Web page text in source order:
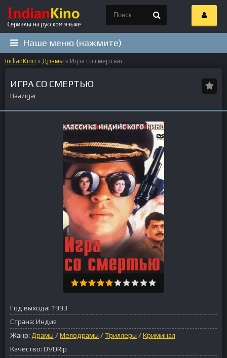
Наше меню (нажмите)
IndianKino » Драмы » Игра со смертью
ИГРА СО СМЕРТЬЮ
Baazigar
Год выхода: 1993
Страна: Индия
Жанр: Драмы /Мелодрамы /Триллеры /Криминал
Качество: DVDRip